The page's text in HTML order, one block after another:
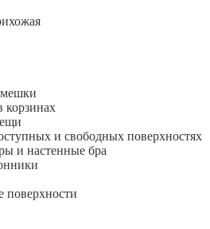
и свободных поверхностях
и настенные бра
поверхности